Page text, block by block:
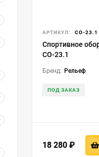
АРТИКУЛ: СО-23.1
Спортивное
СО-23.1
Бренд: Рельеф
ПОД ЗАКАЗ
18 280